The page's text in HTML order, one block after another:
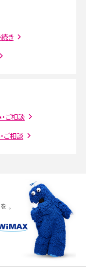
までの流れを解説
、接続方法を解説
？バレるケースや撮り方も解
対処法を解説
やスペックを比較して解説
の違いをわかりやすく紹介
カメラ性能の違いを徹底解説
機能を徹底比較
き
ご相談
ご相談